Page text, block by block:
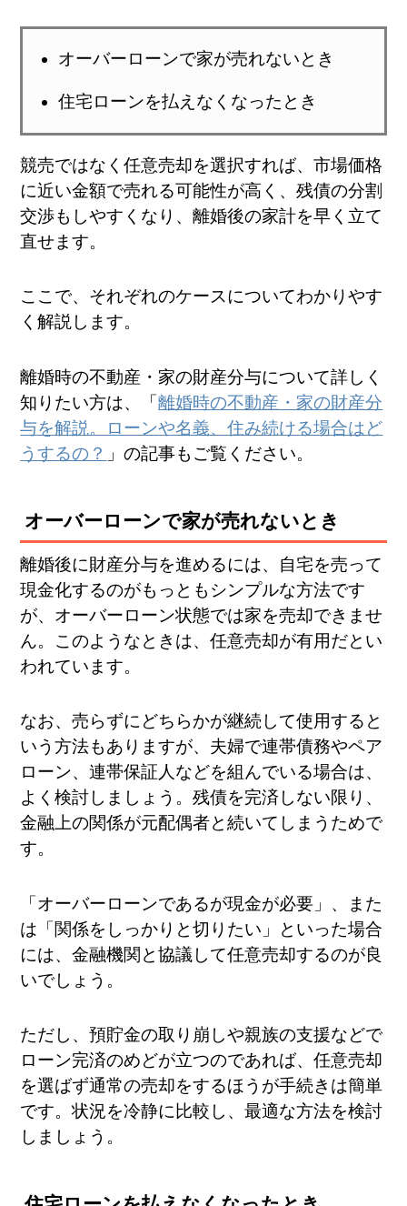
オーバーローンで家が売れないとき
住宅ローンを払えなくなったとき
競売ではなく任意売却を選択すれば、市場価格
に近い金額で売れる可能性が高く、残債の分割
交渉もしやすくなり、離婚後の家計を早く立て
直せます。
ここで、それぞれのケースについてわかりやす
く解説します。
離婚時の不動産・家の財産分与について詳しく
知りたい方は、「離婚時の不動産・家の財産分
与を解説。ローンや名義、住み続ける場合はど
うするの？ 」の記事もご覧ください。
オーバーローンで家が売れないとき
離婚後に財産分与を進めるには、自宅を売って
現金化するのがもっともシンプルな方法です
が、オーバーローン状態では家を売却できませ
ん。このようなときは、任意売却が有用だとい
われています。
なお、売らずにどちらかが継続して使用すると
いう方法もありますが、夫婦で連帯債務やペア
ローン、連帯保証人などを組んでいる場合は、
よく検討しましょう。残債を完済しない限り、
金融上の関係が元配偶者と続いてしまうためで
す。
「オーバーローンであるが現金が必要」、また
は「関係をしっかりと切りたい」といった場合
には、金融機関と協議して任意売却するのが良
いでしょう。
ただし、預貯金の取り崩しや親族の支援などで
ローン完済のめどが立つのであれば、任意売却
を選ばず通常の売却をするほうが手続きは簡単
です。状況を冷静に比較し、最適な方法を検討
しましょう。